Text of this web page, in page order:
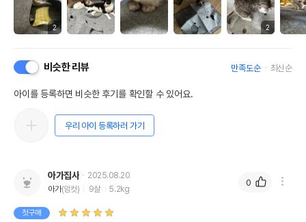
2 2
비슷한 리뷰 만족도순 최신순
아이를 등록하면 비슷한 후기를 확인할 수 있어요.
우리 아이 등록하러 가기
아가집사
2025.08.20
아가(암컷) 9살 5.2kg
첫구매
0